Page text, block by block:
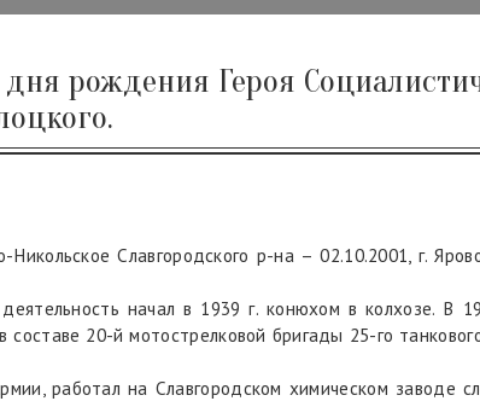
дня рождения Героя
Славгородского р-на – 02.10.2001, г.
начал в 1939 г. конюхом в колхозе. В
20-й мотострелковой бригады 25-го
работал на Славгородском химическом заводе